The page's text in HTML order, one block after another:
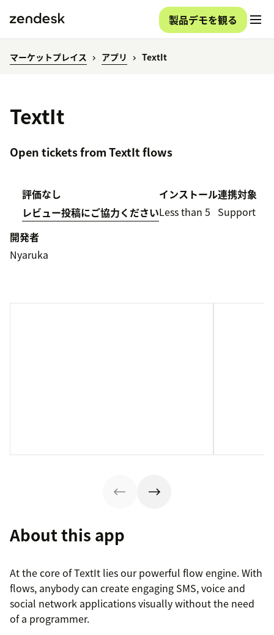
製品デモを観る
マーケットプレイス アプリ TextIt
TextIt
Open tickets from TextIt flows
評価なし
レビュー投稿にご協力ください
インストール
Less than 5
連携対象
Support
開発者
Nyaruka
About this app
At the core of TextIt lies our powerful flow engine. With
flows, anybody can create engaging SMS, voice and
social network applications visually without the need
of a programmer.